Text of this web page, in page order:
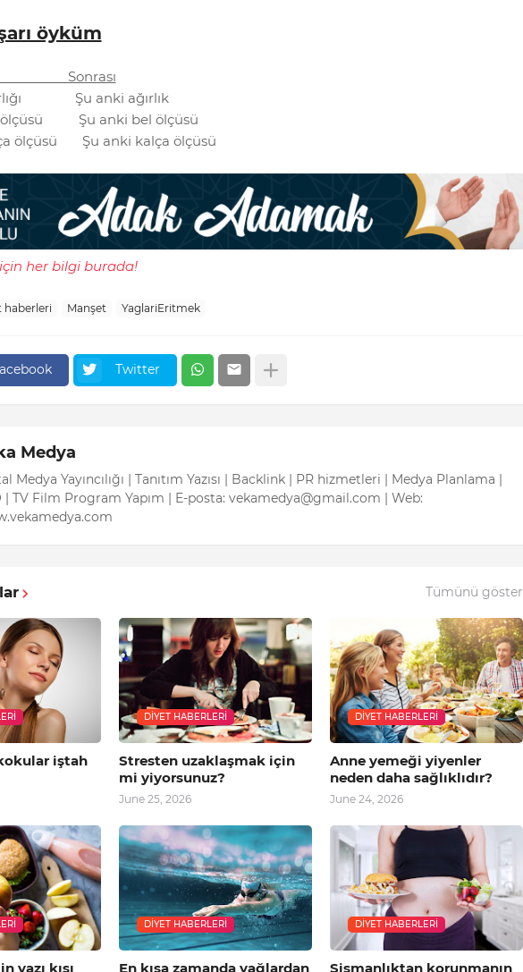
öyküm
Sonrası
Şu anki ağırlık
ölçüsü Şu anki bel ölçüsü
ölçüsü Şu anki kalça ölçüsü
her bilgi burada!
haberleri Manşet YaglariEritmek
Twitter
Medya
Medya Yayıncılığı | Tanıtım Yazısı | Backlink | PR hizmetleri | Medya Planlama |
| TV Film Program Yapım | E-posta: vekamedya@gmail.com | Web:
Tümünü göster
iştah
DIYET HABERLERI
Stresten uzaklaşmak için
mi yiyorsunuz?
June 25, 2026
DIYET HABERLERI
Anne yemeği yiyenler
neden daha sağlıklıdır?
June 24, 2026
yazı kışı
DIYET HABERLERI
En kısa zamanda yağlardan
DIYET HABERLERI
Şişmanlıktan korunmanın